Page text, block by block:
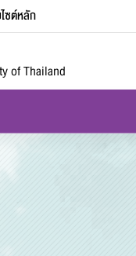
ซต์หลัก
of Thailand